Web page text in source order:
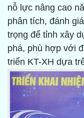
nỗ lực nâng cao
phân tích, đánh
trọng để tỉnh xây
phá, phù hợp với
triển KT-XH dựa